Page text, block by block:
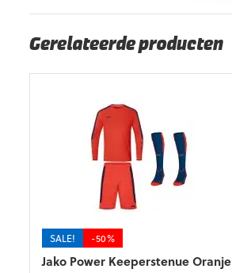
Gerelateerde producten
SALE! -50%
Jako Power Keeperstenue Oranje